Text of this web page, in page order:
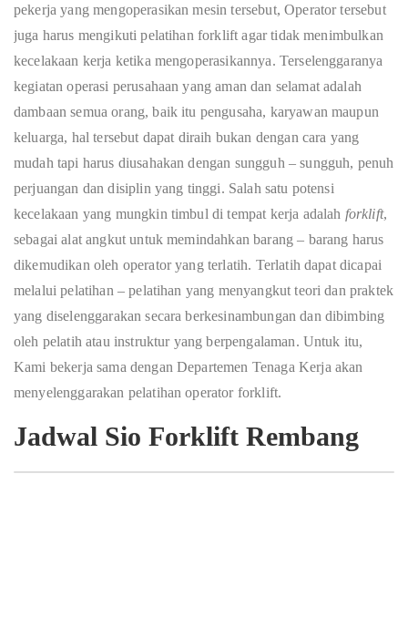
pekerja yang mengoperasikan mesin tersebut, Operator tersebut
juga harus mengikuti pelatihan forklift agar tidak menimbulkan
kecelakaan kerja ketika mengoperasikannya. Terselenggaranya
kegiatan operasi perusahaan yang aman dan selamat adalah
dambaan semua orang, baik itu pengusaha, karyawan maupun
keluarga, hal tersebut dapat diraih bukan dengan cara yang
mudah tapi harus diusahakan dengan sungguh – sungguh, penuh
perjuangan dan disiplin yang tinggi. Salah satu potensi
kecelakaan yang mungkin timbul di tempat kerja adalah forklift,
sebagai alat angkut untuk memindahkan barang – barang harus
dikemudikan oleh operator yang terlatih. Terlatih dapat dicapai
melalui pelatihan – pelatihan yang menyangkut teori dan praktek
yang diselenggarakan secara berkesinambungan dan dibimbing
oleh pelatih atau instruktur yang berpengalaman. Untuk itu,
Kami bekerja sama dengan Departemen Tenaga Kerja akan
menyelenggarakan pelatihan operator forklift.
Jadwal Sio Forklift Rembang